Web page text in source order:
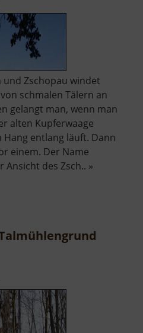
und Zschopau windet
schmalen Tälern an
gelangt man, wenn man
alten Kupferwaage
entlang läuft. Dann
einem. Der Name
des Zsch.. »